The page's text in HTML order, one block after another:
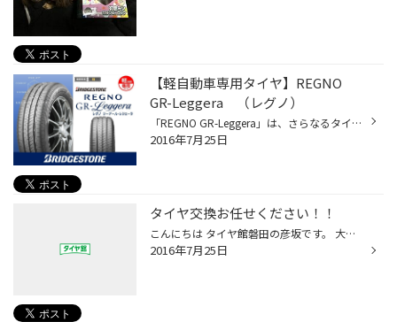
【軽自動車専用タイヤ】REGNO
GR-Leggera （レグノ）
「REGNO GR-Leggera」は、さらなるタイヤの高性能化を求める軽自動車ユーザーの嗜好にフィットした、ワンランク上の快適な車内空間を提供するプレミアムタイヤです。 ＜＜静かな車内空間と快適な乗り心地を＞＞ REGNO GR-Leggeraは、ブリヂストンが長年にわたって「REGNO」で培ってきたサイレントテ...
2016年7月25日
タイヤ交換お任せください！！
こんにちは タイヤ館磐田の彦坂です。 大売出しが始まり、多くのお客様にご来店とタイヤ交換のご依頼を頂いております。 誠にありがとうございます！ 海や山。バーベキューに花火大会。旅行に帰省。お出かけ行事が満載な夏、 おクルマでお出掛けされることが多くなる季節です。 愛車のタイヤは大丈...
2016年7月25日